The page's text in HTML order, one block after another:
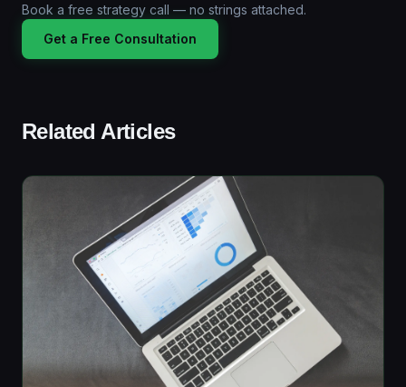
Book a free strategy call — no strings attached.
Get a Free Consultation
Related Articles